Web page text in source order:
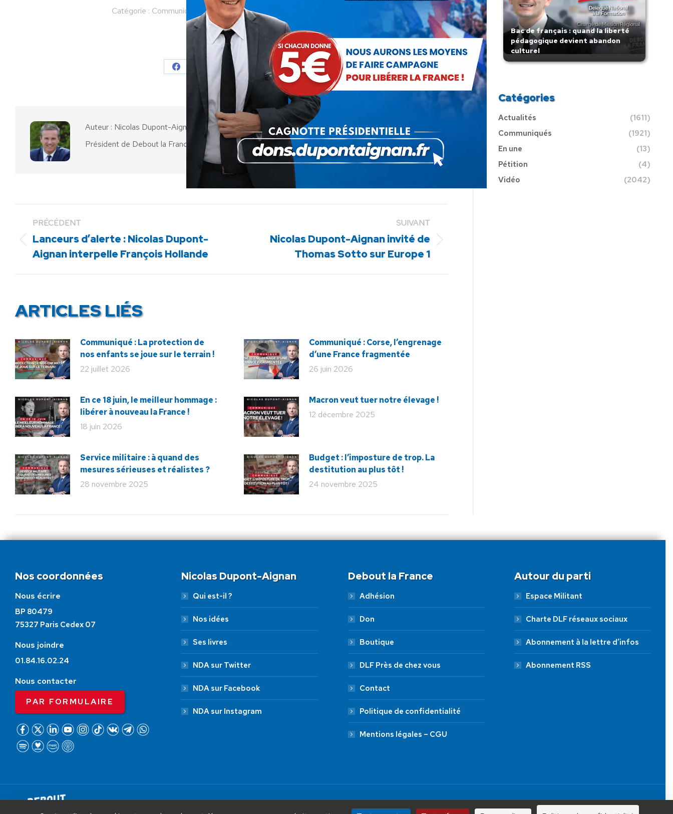
Catégorie : Communiqués ParNicolas Dupont-Aignan
Partager cet article
Partager
Facebook
Partager
sur
X
Partager
sur
Pinterest
Partager
LinkedIn
Partager
sur
WhatsApp
Auteur : Nicolas Dupont-Aignan
Président de Debout la France
PRÉCÉDENT
Article
précédent
Lanceurs d’alerte : Nicolas Dupont-
Aignan interpelle François Hollande
SUIVANT
Nicolas Dupont-Aignan invité de
Thomas Sotto sur Europe 1
ARTICLES LIÉS
Communiqué : La protection de
nos enfants se joue sur le terrain !
22 juillet 2026
Communiqué : Corse, l’engrenage
d’une France fragmentée
26 juin 2026
En ce 18 juin, le meilleur hommage :
libérer à nouveau la France !
18 juin 2026
Macron veut tuer notre élevage !
12 décembre 2025
Service militaire : à quand des
mesures sérieuses et réalistes ?
28 novembre 2025
Budget : l’imposture de trop. La
destitution au plus tôt !
24 novembre 2025
Bac de français : quand la liberté
pédagogique devient abandon
culturel
Catégories
Actualités
(1611)
Communiqués
(1921)
En une
(13)
Pétition
(4)
Vidéo
(2042)
Nos coordonnées
Nous écrire
BP 80479
75327 Paris Cedex 07
Nous joindre
01.84.16.02.24
Nous contacter
PAR FORMULAIRE
Nicolas Dupont-Aignan
Qui est-il ?
Nos idées
Ses livres
NDA sur Twitter
NDA sur Facebook
NDA sur Instagram
Debout la France
Adhésion
Don
Boutique
DLF Près de chez vous
Contact
Politique de confidentialité
Mentions légales – CGU
Autour du parti
Espace Militant
Charte DLF réseaux sociaux
Abonnement à la lettre d’infos
Abonnement RSS
Tous droits réservés.
AIDEZ NOUS À
JE FAIS UN DON À DLF
ADHÉSION 20 € 50 € 100 € 250 €